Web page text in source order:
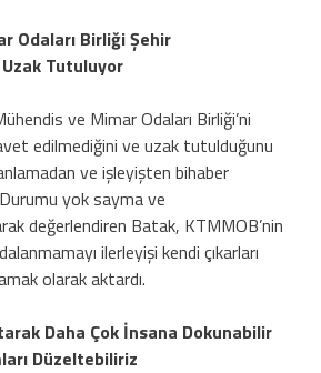
Odaları Birliği Şehir
Tutuluyor
ve Mimar Odaları Birliği’ni
edilmediğini ve uzak tutulduğunu
ve işleyişten bihaber
Durumu yok sayma ve
değerlendiren Batak, KTMMOB’nin
ilerleyişi kendi çıkarları
olarak aktardı.
Daha Çok İnsana Dokunabilir
Düzeltebiliriz